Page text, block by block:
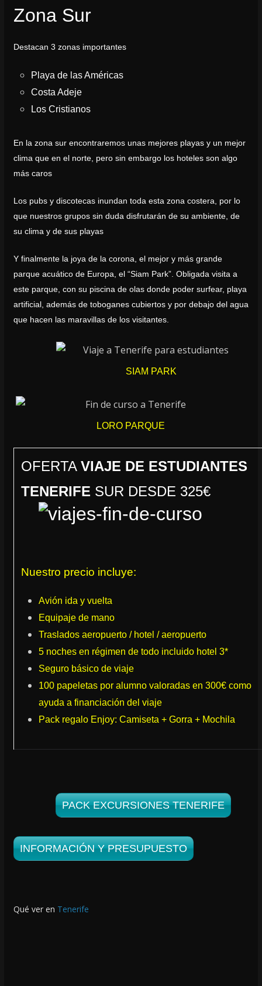
Zona Sur
Destacan 3 zonas importantes
Playa de las Américas
Costa Adeje
Los Cristianos
En la zona sur encontraremos unas mejores playas y un mejor
clima que en el norte, pero sin embargo los hoteles son algo
más caros
Los pubs y discotecas inundan toda esta zona costera, por lo
que nuestros grupos sin duda disfrutarán de su ambiente, de
su clima y de sus playas
Y finalmente la joya de la corona, el mejor y más grande
parque acuático de Europa, el “Siam Park”. Obligada visita a
este parque, con su piscina de olas donde poder surfear, playa
artificial, además de toboganes cubiertos y por debajo del agua
que hacen las maravillas de los visitantes.
SIAM PARK
LORO PARQUE
OFERTA VIAJE DE ESTUDIANTES
TENERIFE SUR DESDE 325€
Nuestro precio incluye:
Avión ida y vuelta
Equipaje de mano
Traslados aeropuerto / hotel / aeropuerto
5 noches en régimen de todo incluido hotel 3*
Seguro básico de viaje
100 papeletas por alumno valoradas en 300€ como
ayuda a financiación del viaje
Pack regalo Enjoy: Camiseta + Gorra + Mochila
PACK EXCURSIONES TENERIFE
INFORMACIÓN Y PRESUPUESTO
Qué ver en Tenerife